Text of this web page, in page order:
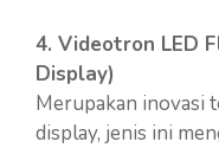
4. Videotron LED
Display)
Merupakan inovasi
display, jenis ini